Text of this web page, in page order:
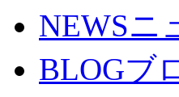
NEWSニ
BLOGブ